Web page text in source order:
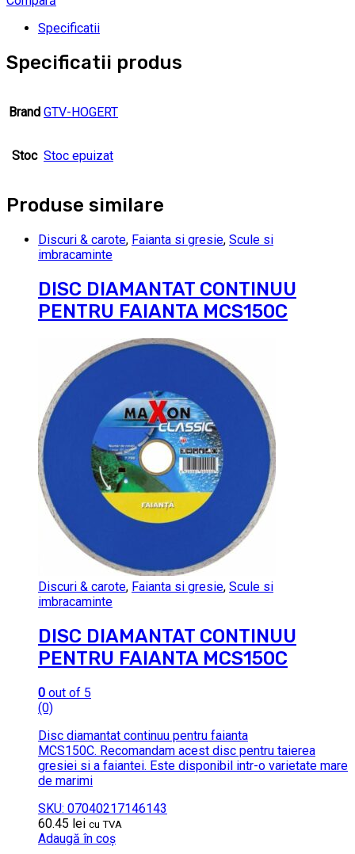
Specificatii
Specificatii produs
Brand GTV-HOGERT
Stoc Stoc epuizat
Produse similare
Discuri & carote, Faianta si gresie, Scule si
imbracaminte
DISC DIAMANTAT CONTINUU
PENTRU FAIANTA MCS150C
Discuri & carote, Faianta si gresie, Scule si
imbracaminte
DISC DIAMANTAT CONTINUU
PENTRU FAIANTA MCS150C
0 out of 5
(0)
Disc diamantat continuu pentru faianta
MCS150C. Recomandam acest disc pentru taierea
gresiei si a faiantei. Este disponibil intr-o varietate mare
de marimi
SKU: 07040217146143
60.45 lei cu TVA
Adaugă în coș